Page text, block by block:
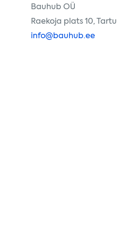
Bauhub OÜ
Raekoja plats 10, Tartu
info@bauhub.ee